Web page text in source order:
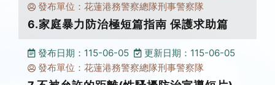
發布單位：花蓮港務警察總隊刑事警察隊
6.家庭暴力防治極短篇指南 保護求助篇
發布日期：115-06-05
更新日期：115-06-05
發布單位：花蓮港務警察總隊刑事警察隊